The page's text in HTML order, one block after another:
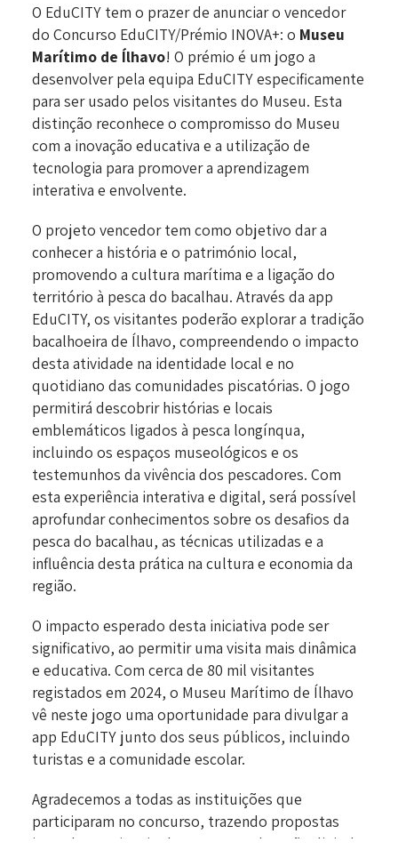
O EduCITY tem o prazer de anunciar o vencedor
do Concurso EduCITY/Prémio INOVA+: o Museu
Marítimo de Ílhavo! O prémio é um jogo a
desenvolver pela equipa EduCITY especificamente
para ser usado pelos visitantes do Museu. Esta
distinção reconhece o compromisso do Museu
com a inovação educativa e a utilização de
tecnologia para promover a aprendizagem
interativa e envolvente.
O projeto vencedor tem como objetivo dar a
conhecer a história e o património local,
promovendo a cultura marítima e a ligação do
território à pesca do bacalhau. Através da app
EduCITY, os visitantes poderão explorar a tradição
bacalhoeira de Ílhavo, compreendendo o impacto
desta atividade na identidade local e no
quotidiano das comunidades piscatórias. O jogo
permitirá descobrir histórias e locais
emblemáticos ligados à pesca longínqua,
incluindo os espaços museológicos e os
testemunhos da vivência dos pescadores. Com
esta experiência interativa e digital, será possível
aprofundar conhecimentos sobre os desafios da
pesca do bacalhau, as técnicas utilizadas e a
influência desta prática na cultura e economia da
região.
O impacto esperado desta iniciativa pode ser
significativo, ao permitir uma visita mais dinâmica
e educativa. Com cerca de 80 mil visitantes
registados em 2024, o Museu Marítimo de Ílhavo
vê neste jogo uma oportunidade para divulgar a
app EduCITY junto dos seus públicos, incluindo
turistas e a comunidade escolar.
Agradecemos a todas as instituições que
participaram no concurso, trazendo propostas
inovadoras e inspiradoras para a educação digital!